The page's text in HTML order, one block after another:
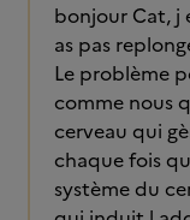
bonjour Cat, j
as pas
Le problème
comme nous
cerveau qui
chaque fois
système du